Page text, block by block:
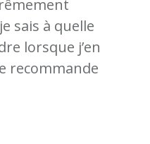
sais à quelle
lorsque j’en
recommande